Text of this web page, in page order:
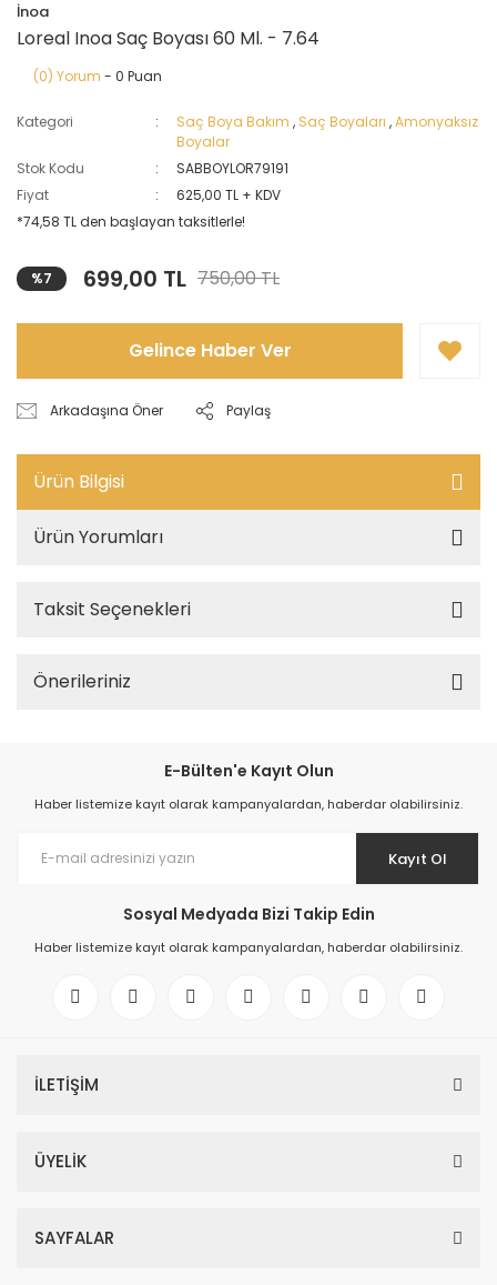
İnoa
Loreal Inoa Saç Boyası 60 Ml. - 7.64
(0) Yorum - 0 Puan
Kategori Saç Boya Bakım , Saç Boyaları ,Amonyaksız
Boyalar
Stok Kodu
SABBOYLOR79191
Fiyat
625,00 TL + KDV
*74,58 TL den başlayan taksitlerle!
%7 699,00 TL 750,00 TL
Gelince Haber Ver
Arkadaşına Öner Paylaş
Ürün Bilgisi
Ürün Yorumları
Taksit Seçenekleri
Önerileriniz
E-Bülten'e Kayıt Olun
Haber listemize kayıt olarak kampanyalardan, haberdar olabilirsiniz.
Kayıt Ol
Sosyal Medyada Bizi Takip Edin
Haber listemize kayıt olarak kampanyalardan, haberdar olabilirsiniz.
İLETİŞİM
ÜYELİK
SAYFALAR